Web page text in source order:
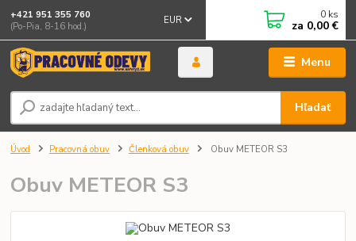
Menu
EUR
Hľadať
+421 951 355 760
(Po-Pia, 8-16 hod.)
0 ks
za 0,00 €
Úvod Pracovná obuv Členková obuv Obuv METEOR S3
Obuv METEOR S3